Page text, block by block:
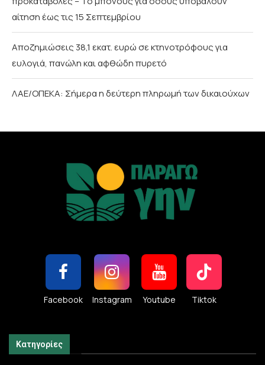
αίτηση έως τις 15 Σεπτεμβρίου
Αποζημιώσεις 38,1 εκατ. ευρώ σε κτηνοτρόφους για
ευλογιά, πανώλη και αφθώδη πυρετό
ΛΑΕ/ΟΠΕΚΑ: Σήμερα η δεύτερη πληρωμή των δικαιούχων
Facebook Instagram Youtube Tiktok
Κατηγορίες